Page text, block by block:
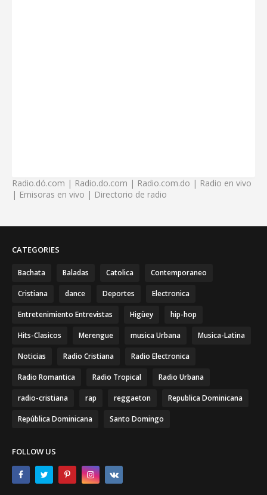
Radio.dó.com | Radio.do.com | Radio.com.do | Radio en vivo
| Emisoras en vivo | Directorio de radio
CATEGORIES
Bachata Baladas Catolica Contemporaneo
Cristiana dance Deportes Electronica
Entretenimiento Entrevistas Higüey hip-hop
Hits-Clasicos Merengue musica Urbana Musica-Latina
Noticias Radio Cristiana Radio Electronica
Radio Romantica Radio Tropical Radio Urbana
radio-cristiana rap reggaeton Republica Dominicana
República Dominicana Santo Domingo
FOLLOW US